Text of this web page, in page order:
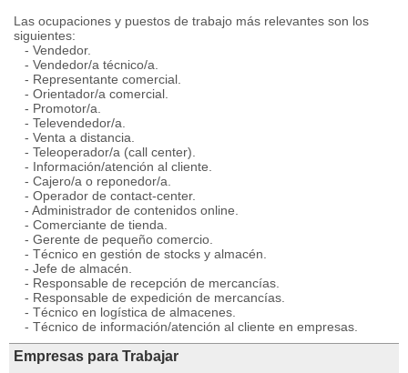
Las ocupaciones y puestos de trabajo más relevantes son los
siguientes:
- Vendedor.
- Vendedor/a técnico/a.
- Representante comercial.
- Orientador/a comercial.
- Promotor/a.
- Televendedor/a.
- Venta a distancia.
- Teleoperador/a (call center).
- Información/atención al cliente.
- Cajero/a o reponedor/a.
- Operador de contact-center.
- Administrador de contenidos online.
- Comerciante de tienda.
- Gerente de pequeño comercio.
- Técnico en gestión de stocks y almacén.
- Jefe de almacén.
- Responsable de recepción de mercancías.
- Responsable de expedición de mercancías.
- Técnico en logística de almacenes.
- Técnico de información/atención al cliente en empresas.
Empresas para Trabajar